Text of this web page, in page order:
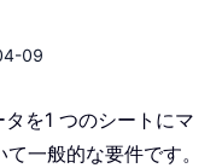
09
を1 つのシートにマ
一般的な要件です。